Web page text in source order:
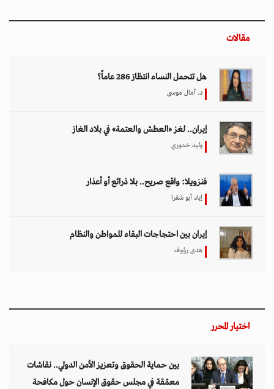
مقالات
هل تتحمل النساء انتظارَ 286 عاماً؟
د. آمال موسى
إيران.. لغز «العطش والعتمة» في بلاد الغاز
وليد خدوري
فنزويلا: واقع صريح.. بلا ذرائع أو أعذار
إياد أبو شقرا
إيران بين احتجاجات البقاء للمواطن والنظام
هدى رؤوف
اختيار المحرر
بين حماية الحقوق وتعزيز الأمن الدولي.. نقاشات
معمّقة في مجلس حقوق الإنسان حول مكافحة